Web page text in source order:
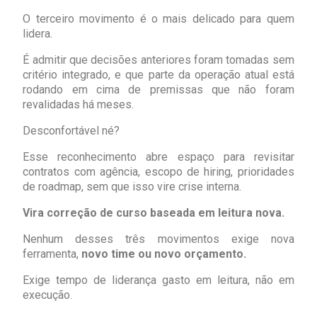
O terceiro movimento é o mais delicado para quem
lidera.
É admitir que decisões anteriores foram tomadas sem
critério integrado, e que parte da operação atual está
rodando em cima de premissas que não foram
revalidadas há meses.
Desconfortável né?
Esse reconhecimento abre espaço para revisitar
contratos com agência, escopo de hiring, prioridades
de roadmap, sem que isso vire crise interna.
Vira correção de curso baseada em leitura nova.
Nenhum desses três movimentos exige nova
ferramenta, novo time ou novo orçamento.
Exige tempo de liderança gasto em leitura, não em
execução.